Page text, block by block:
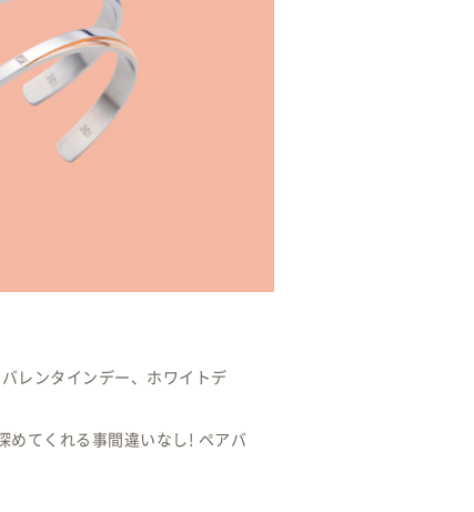
レンタインデー、ホワイトデ
めてくれる事間違いなし! ペアバ